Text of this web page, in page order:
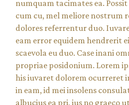
numquam tacimates ea.
cum cu, mel meliore nostrum
dolores referrentur duo.
eam error equidem hendrerit
scaevola eu duo. Case inani
propriae posidonium. Lorem
his iuvaret dolorem ocurreret
in eam, id mei insolens
albucius ea pri, ius no graeco